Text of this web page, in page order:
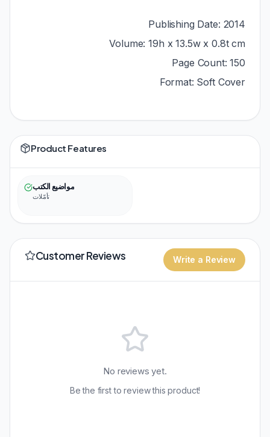
Publishing Date: 2014
Volume: 19h x 13.5w x 0.8t cm
Page Count: 150
Format: Soft Cover
Product Features
مواضيع الكتب
تأمّلات
Customer Reviews Write a Review
No reviews yet.
Be the first to review this product!